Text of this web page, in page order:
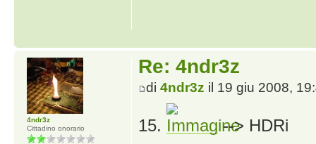
Re: 4ndr3z
di 4ndr3z il 19 giu 2008,
15. --> HDRi
4ndr3z
Cittadino onorario